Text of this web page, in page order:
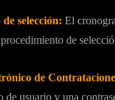
selección: El
de
de
usuario y una